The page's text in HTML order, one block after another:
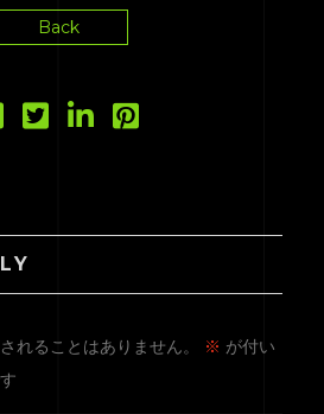
Back
れることはありません。 ※ が付い